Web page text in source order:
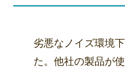
劣悪なノイズ環境
た。他社の製品が